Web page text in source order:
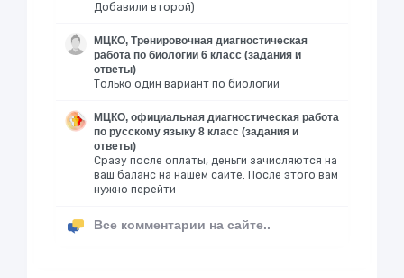
Добавили второй)
МЦКО, Тренировочная диагностическая
работа по биологии 6 класс (задания и
ответы)
Только один вариант по биологии
МЦКО, официальная диагностическая работа
по русскому языку 8 класс (задания и
ответы)
Сразу после оплаты, деньги зачисляются на
ваш баланс на нашем сайте. После этого вам
нужно перейти
Все комментарии на сайте..